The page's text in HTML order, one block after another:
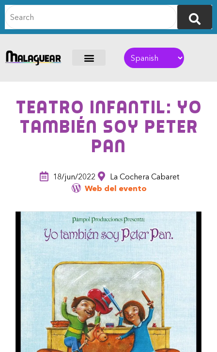
Teatro infantil: Yo
también soy Peter
Pan
18/jun/2022
La Cochera Cabaret
Web del evento